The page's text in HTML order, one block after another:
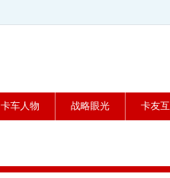
卡车人物 战略眼光 卡友